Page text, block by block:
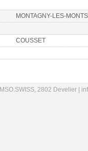
MONTAGNY-LES-MONTS
COUSSET
MSO.SWISS, 2802 Develier |